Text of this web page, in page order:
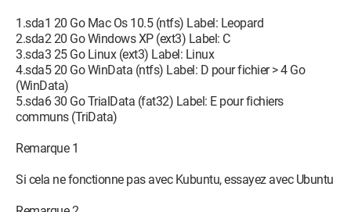
1.sda1 20 Go Mac Os 10.5 (ntfs) Label: Leopard
2.sda2 20 Go Windows XP (ext3) Label: C
3.sda3 25 Go Linux (ext3) Label: Linux
4.sda5 20 Go WinData (ntfs) Label: D pour fichier > 4 Go
(WinData)
5.sda6 30 Go TrialData (fat32) Label: E pour fichiers
communs (TriData)
Remarque 1
Si cela ne fonctionne pas avec Kubuntu, essayez avec Ubuntu